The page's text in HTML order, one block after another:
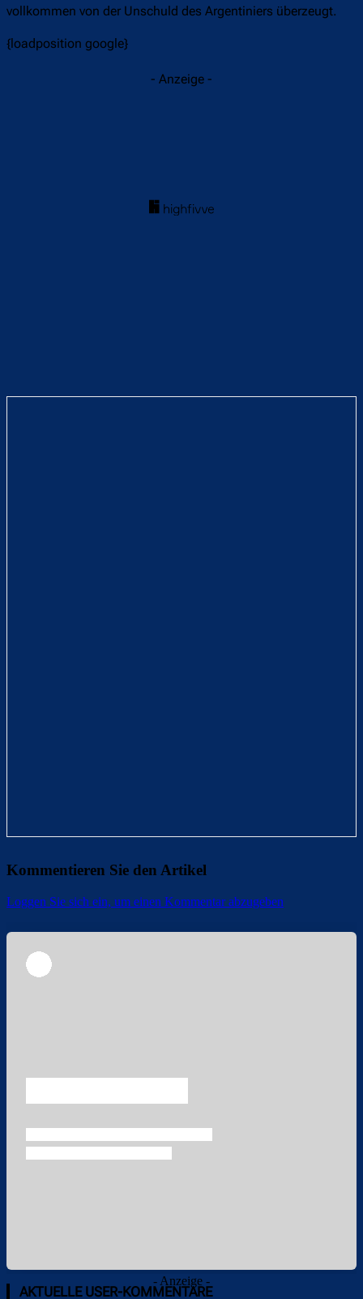
vollkommen von der Unschuld des Argentiniers überzeugt.
{loadposition google}
- Anzeige -
Kommentieren Sie den Artikel
Loggen Sie sich ein, um einen Kommentar abzugeben
- Anzeige -
AKTUELLE USER-KOMMENTARE